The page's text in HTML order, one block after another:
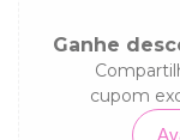
Ganhe
cupom